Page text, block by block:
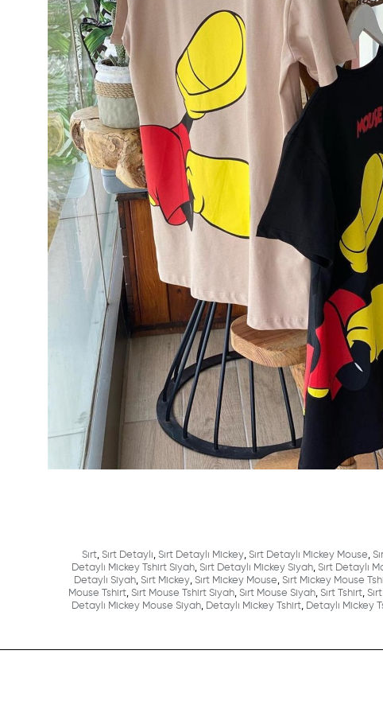
Sırt, Sırt Detaylı, Sırt Detaylı Mickey, Sırt Detaylı Mickey Mouse,
Detaylı Mickey Tshirt Siyah, Sırt Detaylı Mickey Siyah, Sırt Detaylı
Detaylı Siyah, Sırt Mickey, Sırt Mickey Mouse, Sırt Mickey Mouse
Mouse Tshirt, Sırt Mouse Tshirt Siyah, Sırt Mouse Siyah, Sırt Tshirt,
Detaylı Mickey Mouse Siyah, Detaylı Mickey Tshirt, Detaylı Mickey